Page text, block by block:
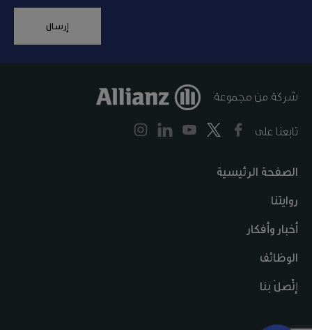
شركة من مجموعة
تابعنا على
الصفحة الرئيسية
روايتنا
أخبار وأفكار
الوظائف
إتّصلْ بنا